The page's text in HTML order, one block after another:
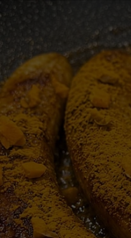
acuan ke dalam
ke dalam
melekat pada